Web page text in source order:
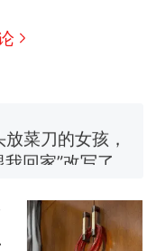
鱼徒手将其拽
呼震惊 （视频
菜刀的女孩，
回家”改写了